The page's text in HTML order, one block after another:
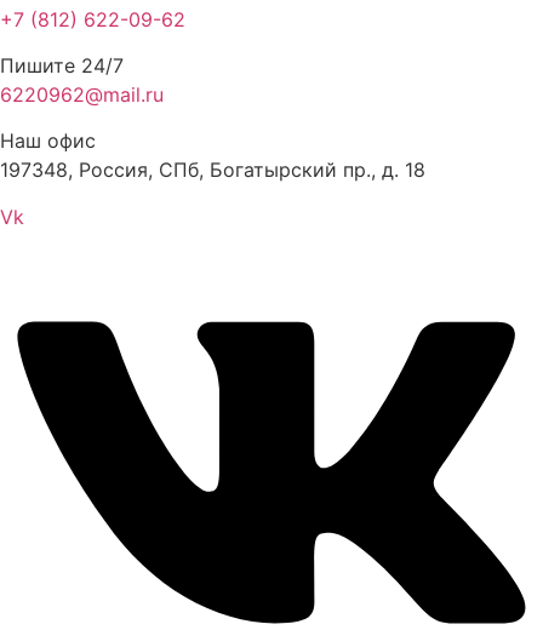
+7 (812) 622-09-62
Пишите 24/7
6220962@mail.ru
Наш офис
197348, Россия, СПб, Богатырский пр., д. 18
Vk